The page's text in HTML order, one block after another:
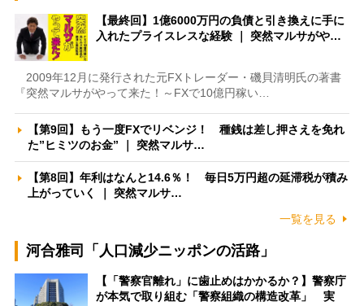
【最終回】1億6000万円の負債と引き換えに手に
入れたプライスレスな経験 ｜ 突然マルサがや…
2009年12月に発行された元FXトレーダー・磯貝清明氏の著書
『突然マルサがやって来た！～FXで10億円稼い…
【第9回】もう一度FXでリベンジ！ 種銭は差し押さえを免れ
た”ヒミツのお金” ｜ 突然マルサ…
【第8回】年利はなんと14.6％！ 毎日5万円超の延滞税が積み
上がっていく ｜ 突然マルサ…
一覧を見る
河合雅司「人口減少ニッポンの活路」
【「警察官離れ」に歯止めはかかるか？】警察庁
が本気で取り組む「警察組織の構造改革」 実